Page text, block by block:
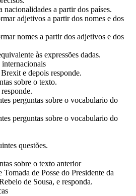
nacionalidades a partir dos países.
adjetivos a partir dos nomes e dos
nomes a partir dos adjetivos e dos
às expressões dadas.
internacionais
e depois responde.
sobre o texto.
perguntas sobre o vocabulario do
perguntas sobre o vocabulario do
questões.
sobre o texto anterior
de Posse do Presidente da
de Sousa, e responda.